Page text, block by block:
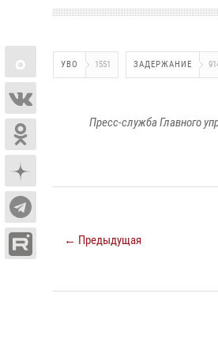
УВО 1551 ЗАДЕРЖАНИЕ
Пресс-служба Главного
← Предыдущая